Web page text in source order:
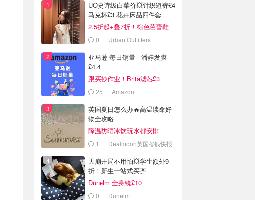
UO史诗级白菜价💥针织短裤£4
马克杯£3 花卉床品四件套
£14！
2.5折起+叠7折！棕色芭蕾鞋
£7！0 Urban Outfitters
亚马逊 每日销量 - 潘婷发膜
£4.4
跟买抄作业！Brita滤芯£3
25 Amazon
英国夏日怎么办🔥高温续命好
物全攻略
降温防晒冰饮玩水都安排
1 Dealmoon英国省钱快报
天崩开局不用怕💥学生额外9
折！新生一站式买齐
Dunelm 全身镜£10
0 Dunelm